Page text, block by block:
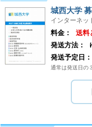
城西大学
インターネッ
料金：
送料
発送方法：
発送予定日：
通常は発送日の